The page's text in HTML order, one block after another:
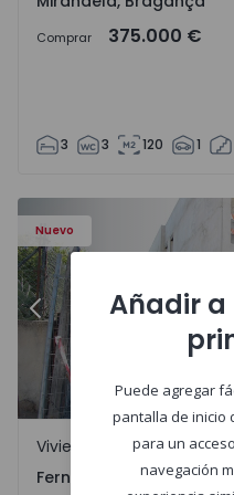
Comprar 375.000 €
3 3 120 1
Nuevo
2Vivienda Pareada T3
Anterior
Fernão Ferro, Setúbal
Vivienda Pareada
Fernão Ferro, Setúbal
Añadir
Puede agregar
pantalla de inicio
para un
navegación